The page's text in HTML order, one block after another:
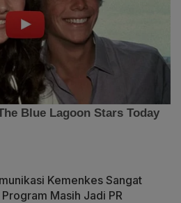
Kemenkes Sangat
Masih Jadi PR